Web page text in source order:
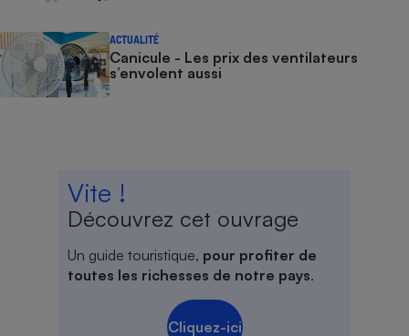
ACTUALITÉ
Canicule - Les prix des ventilateurs
s’envolent aussi
Vite !
Découvrez cet ouvrage
Un guide touristique, pour profiter de
toutes les richesses de notre pays.
Cliquez-ici